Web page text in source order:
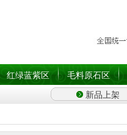
红绿蓝紫区
毛料原石区
新品上架